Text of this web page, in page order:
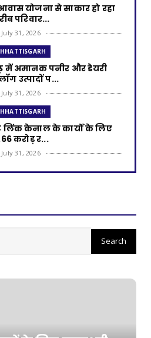
आवास योजना से साकार हो रहा
परिवार...
July 31, 2026
में अमानक पनीर और डेयरी
उत्पादों प...
July 31, 2026
लिंक केनाल के कार्यों के लिए
करोड़ र...
July 31, 2026
July 31, 2026
July 30, 2026